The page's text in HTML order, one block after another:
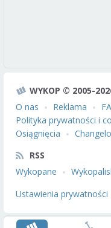
WYKOP © 2005-
O nas
Reklama
Polityka prywatności i
Osiągnięcia
RSS
Wykopane
Ustawienia prywatności